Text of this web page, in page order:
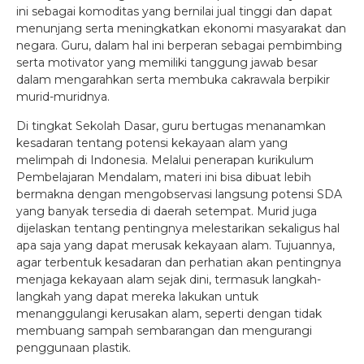
ini sebagai komoditas yang bernilai jual tinggi dan dapat
menunjang serta meningkatkan ekonomi masyarakat dan
negara. Guru, dalam hal ini berperan sebagai pembimbing
serta motivator yang memiliki tanggung jawab besar
dalam mengarahkan serta membuka cakrawala berpikir
murid-muridnya.
Di tingkat Sekolah Dasar, guru bertugas menanamkan
kesadaran tentang potensi kekayaan alam yang
melimpah di Indonesia. Melalui penerapan kurikulum
Pembelajaran Mendalam, materi ini bisa dibuat lebih
bermakna dengan mengobservasi langsung potensi SDA
yang banyak tersedia di daerah setempat. Murid juga
dijelaskan tentang pentingnya melestarikan sekaligus hal
apa saja yang dapat merusak kekayaan alam. Tujuannya,
agar terbentuk kesadaran dan perhatian akan pentingnya
menjaga kekayaan alam sejak dini, termasuk langkah-
langkah yang dapat mereka lakukan untuk
menanggulangi kerusakan alam, seperti dengan tidak
membuang sampah sembarangan dan mengurangi
penggunaan plastik.